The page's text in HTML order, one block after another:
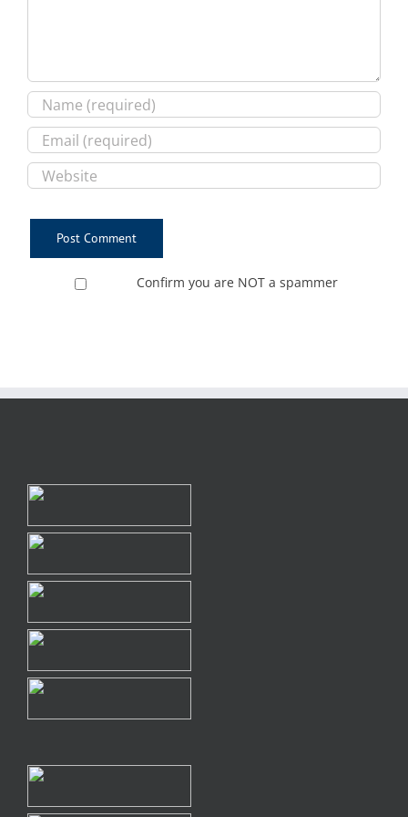
Confirm you are NOT a spammer